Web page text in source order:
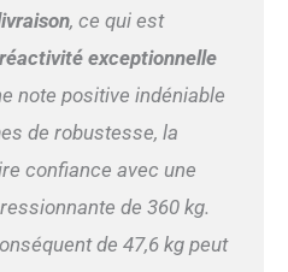
du lit
prédisposé. Il est facile de
ATTENTION : Nos
en rotin sont
livraison peut varier,
d'être patient.
, ce qui est
réactivité exceptionnelle
note positive indéniable
de robustesse, la
confiance avec une
de 360 kg.
de 47,6 kg peut